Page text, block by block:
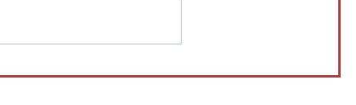
physiologie et le symbole)